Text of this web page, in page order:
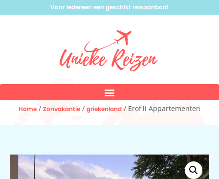
Voor iedereen een geschikt reisaanbod!
Home / Zonvakantie / griekenland / Erofili Appartementen